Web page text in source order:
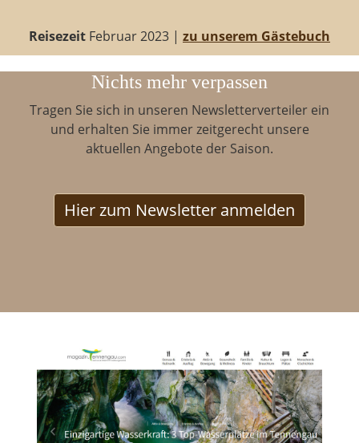
Reisezeit Februar 2023 | zu unserem Gästebuch
Nichts mehr verpassen
Tragen Sie sich in unseren Newsletterverteiler ein
und erhalten Sie immer zeitgerecht unsere
aktuellen Angebote der Saison.
Hier zum Newsletter anmelden